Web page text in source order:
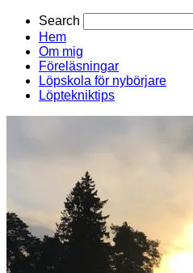
Search
Hem
Om mig
Föreläsningar
Löpskola för nybörjare
Löptekniktips